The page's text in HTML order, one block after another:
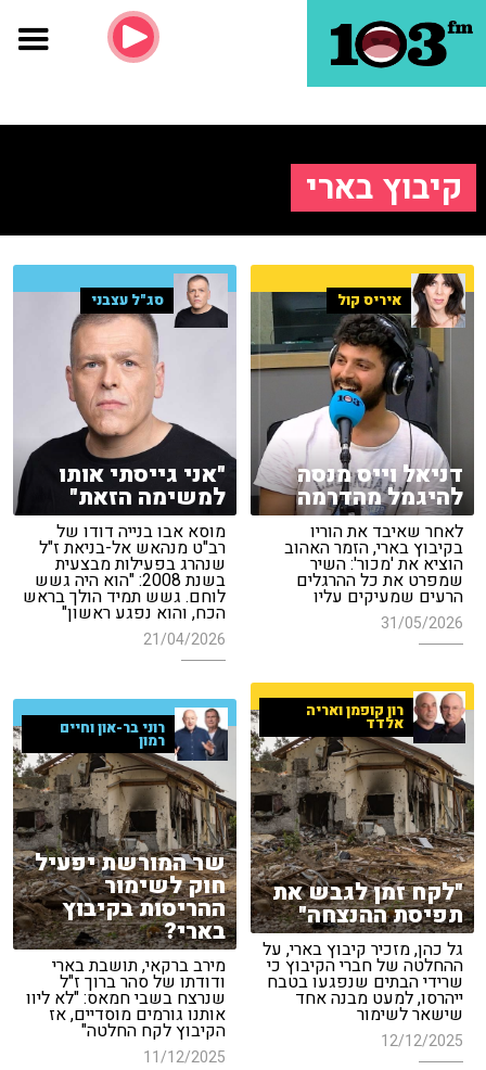
קיבוץ בארי
איריס קול
דניאל וייס מנסה
להיגמל מהדרמה
לאחר שאיבד את הוריו
בקיבוץ בארי, הזמר האהוב
הוציא את 'מכור': השיר
שמפרט את כל ההרגלים
הרעים שמעיקים עליו
31/05/2026
סג"ל עצבני
"אני גייסתי אותו
למשימה הזאת"
מוסא אבו בנייה דודו של
רב"ט מנהאש אל-בניאת ז"ל
שנהרג בפעילות מבצעית
בשנת 2008: "הוא היה גשש
לוחם. גשש תמיד הולך בראש
הכח, והוא נפגע ראשון"
21/04/2026
רון קופמן ואריה
אלדד
"לקח זמן לגבש את
תפיסת ההנצחה"
גל כהן, מזכיר קיבוץ בארי, על
ההחלטה של חברי הקיבוץ כי
שרידי הבתים שנפגעו בטבח
ייהרסו, למעט מבנה אחד
שישאר לשימור
12/12/2025
רוני בר-און וחיים
רמון
שר המורשת יפעיל
חוק לשימור
ההריסות בקיבוץ
בארי?
מירב ברקאי, תושבת בארי
ודודתו של סהר ברוך ז"ל
שנרצח בשבי חמאס: "לא ליוו
אותנו גורמים מוסדיים, אז
הקיבוץ לקח החלטה"
11/12/2025